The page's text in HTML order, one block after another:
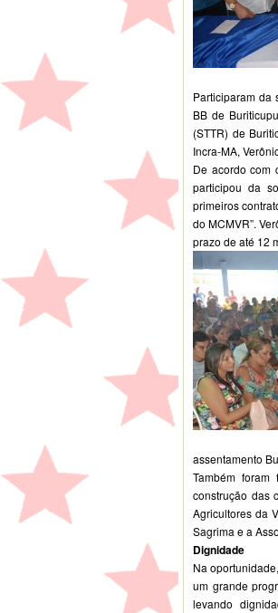
Participaram da
BB de
(STTR) de
Incra-MA,
De acordo com
participou da
primeiros
do MCMVR”.
prazo de até 12
assentamento
Também
construção das
Agricultores da
Sagrima e a
Dignidade
Na
um grande
levando